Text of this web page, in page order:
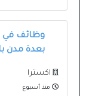
وظائف في
بعدة مدن
اكسترا
منذ أسبوع